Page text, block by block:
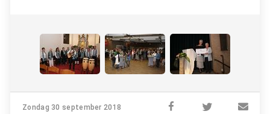
Zondag 30 september 2018